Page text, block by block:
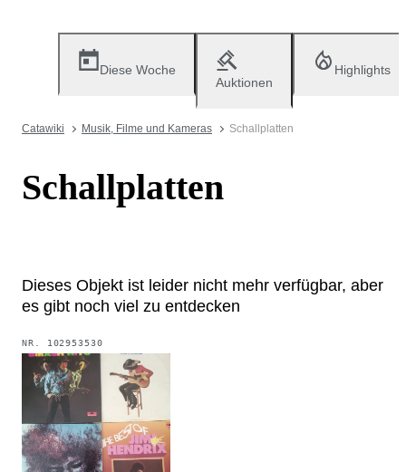
Diese Woche
Auktionen
Highlights
Catawiki Musik, Filme und Kameras Schallplatten
Schallplatten
Dieses Objekt ist leider nicht mehr verfügbar, aber
es gibt noch viel zu entdecken
NR. 102953530